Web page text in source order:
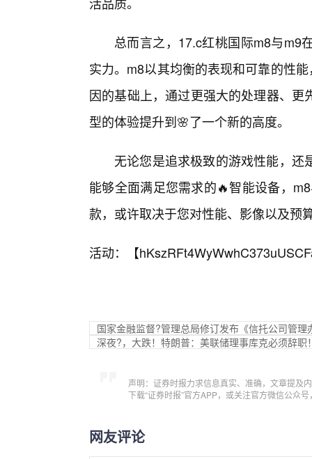
总而言之，17.c红桃国际m8与m9
实力。m8以其均衡的表现和可靠的性
因的基础上，通过更强大的处理器、
型的体验提升到🌸了一个新的高度。
无论您是追求极致的游戏性能，
能够全面满足您需求的🔥智能设备，
款，或许取决于您对性能、影像以及预
活动：【
国家金融监督?管理总局修订发布《信托公司管理
深夜?，大跌！特朗普：美联储理事库克必须辞职
声明：证券时报力求信息真实、准确，文章提及
下载“证券时报”官方APP，或关注官方微信公众
网友评论